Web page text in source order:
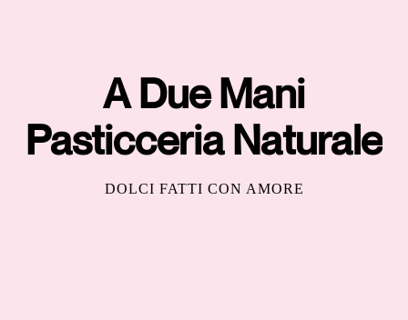
A Due Mani
Pasticceria Naturale
DOLCI FATTI CON AMORE